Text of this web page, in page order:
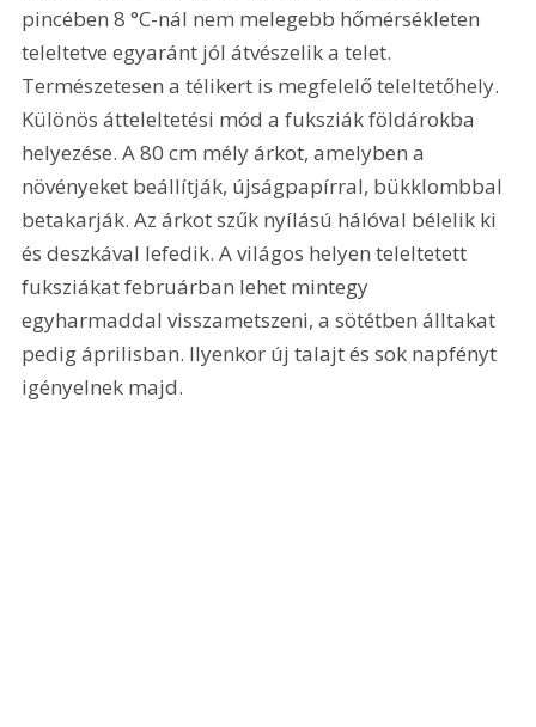
pincében 8 °C-nál nem melegebb hőmérsékleten
teleltetve egyaránt jól átvészelik a telet.
Természetesen a télikert is megfelelő teleltetőhely.
Különös átteleltetési mód a fuksziák földárokba
helyezése. A 80 cm mély árkot, amelyben a
növényeket beállítják, újságpapírral, bükklombbal
betakarják. Az árkot szűk nyílású hálóval bélelik ki
és deszkával lefedik. A világos helyen teleltetett
fuksziákat februárban lehet mintegy
egyharmaddal visszametszeni, a sötétben álltakat
pedig áprilisban. Ilyenkor új talajt és sok napfényt
igényelnek majd.